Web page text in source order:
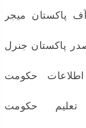
پاکستان میجر
پاکستان جنرل
حکومت
تعلیم حکومت